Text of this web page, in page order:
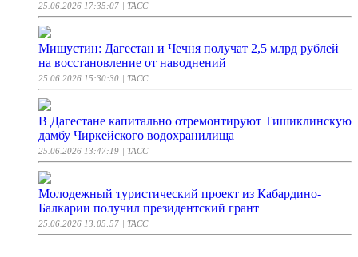
25.06.2026 17:35:07 | ТАСС
Мишустин: Дагестан и Чечня получат 2,5 млрд рублей
на восстановление от наводнений
25.06.2026 15:30:30 | ТАСС
В Дагестане капитально отремонтируют Тишиклинскую
дамбу Чиркейского водохранилища
25.06.2026 13:47:19 | ТАСС
Молодежный туристический проект из Кабардино-
Балкарии получил президентский грант
25.06.2026 13:05:57 | ТАСС